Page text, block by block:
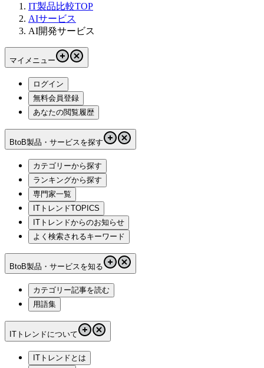
IT製品比較TOP
AIサービス
AI開発サービス
マイメニュー
ログイン
無料会員登録
あなたの閲覧履歴
BtoB製品・サービスを探す
カテゴリーから探す
ランキングから探す
専門家一覧
ITトレンドTOPICS
ITトレンドからのお知らせ
よく検索されるキーワード
BtoB製品・サービスを知る
カテゴリー記事を読む
用語集
ITトレンドについて
ITトレンドとは